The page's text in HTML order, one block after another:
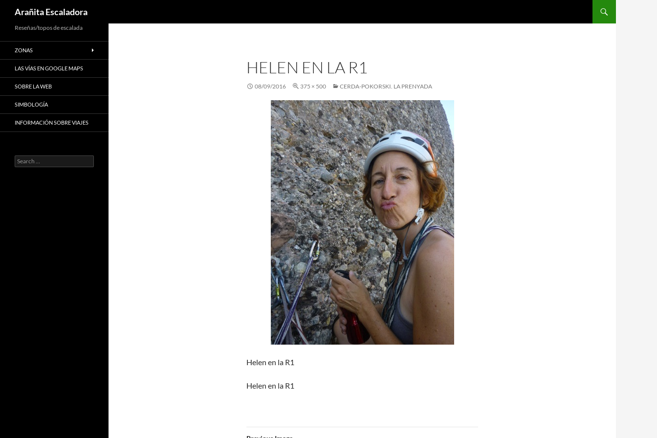
to
content
Arañita Escaladora
HELEN EN LA R1
08/09/2016 375 × 500 CERDA-POKORSKI. LA PRENYADA
Helen en la R1
Helen en la R1
Reseñas/topos de escalada
ZONAS
LAS VÍAS EN GOOGLE MAPS
SOBRE LA WEB
SIMBOLOGÍA
INFORMACIÓN SOBRE VIAJES
Search
for: